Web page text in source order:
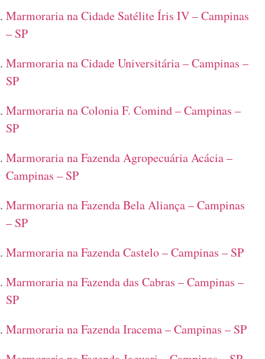
Marmoraria na Cidade Satélite Íris IV – Campinas
– SP
Marmoraria na Cidade Universitária – Campinas –
SP
Marmoraria na Colonia F. Comind – Campinas –
SP
Marmoraria na Fazenda Agropecuária Acácia –
Campinas – SP
Marmoraria na Fazenda Bela Aliança – Campinas
– SP
Marmoraria na Fazenda Castelo – Campinas – SP
Marmoraria na Fazenda das Cabras – Campinas –
SP
Marmoraria na Fazenda Iracema – Campinas – SP